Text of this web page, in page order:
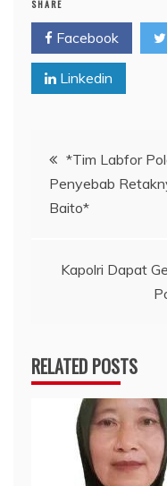
SHARE
Facebook
Linkedin
Navigasi
pos
*Tim Labfor
Penyebab
Baito*
Kapolri Dapat
RELATED POSTS